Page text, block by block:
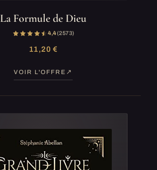
La Formule de Dieu
4,4(2 573)
11,20 €
VOIR L'OFFRE